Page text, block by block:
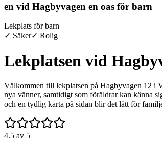
en vid Hagbyvagen en oas för barn
Lekplats för barn
✓ Säker✓ Rolig
Lekplatsen vid
Välkommen till lekplatsen på Hagbyvagen 12 i
nya vänner, samtidigt som föräldrar kan känna
och en tydlig karta på sidan blir det lätt för
4.5 av 5